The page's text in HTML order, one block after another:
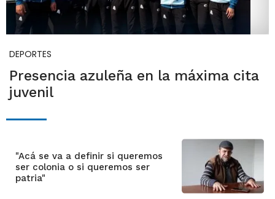
DEPORTES
Presencia azuleña en la máxima cita
juvenil
"Acá se va a definir si queremos
ser colonia o si queremos ser
patria"